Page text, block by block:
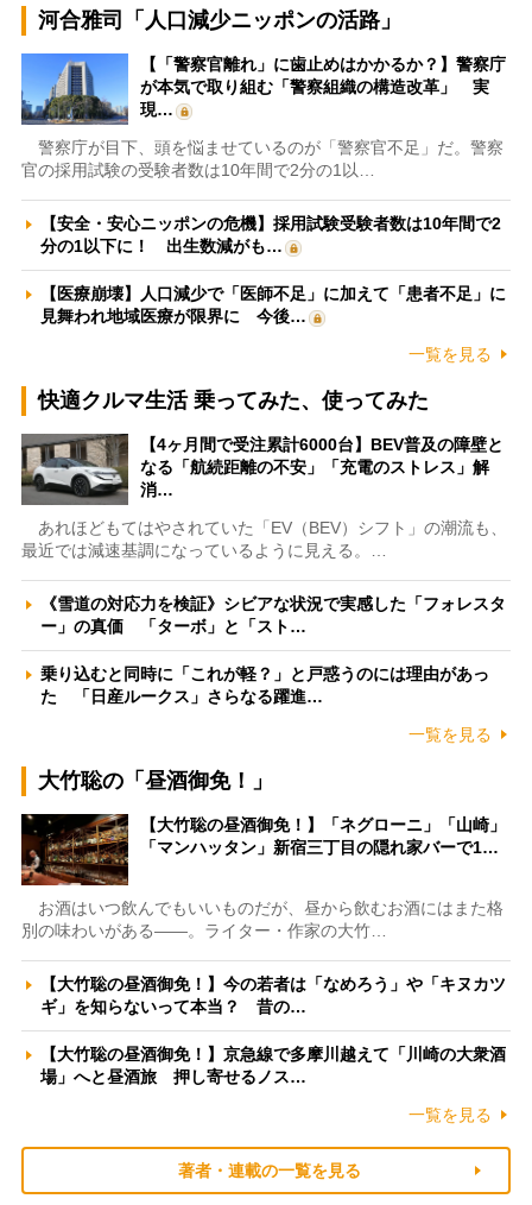
河合雅司「人口減少ニッポンの活路」
【「警察官離れ」に歯止めはかかるか？】警察庁
が本気で取り組む「警察組織の構造改革」 実
現…
警察庁が目下、頭を悩ませているのが「警察官不足」だ。警察
官の採用試験の受験者数は10年間で2分の1以…
【安全・安心ニッポンの危機】採用試験受験者数は10年間で2
分の1以下に！ 出生数減がも…
【医療崩壊】人口減少で「医師不足」に加えて「患者不足」に
見舞われ地域医療が限界に 今後…
一覧を見る
快適クルマ生活 乗ってみた、使ってみた
【4ヶ月間で受注累計6000台】BEV普及の障壁と
なる「航続距離の不安」「充電のストレス」解
消…
あれほどもてはやされていた「EV（BEV）シフト」の潮流も、
最近では減速基調になっているように見える。…
《雪道の対応力を検証》シビアな状況で実感した「フォレスタ
ー」の真価 「ターボ」と「スト…
乗り込むと同時に「これが軽？」と戸惑うのには理由があっ
た 「日産ルークス」さらなる躍進…
一覧を見る
大竹聡の「昼酒御免！」
【大竹聡の昼酒御免！】「ネグローニ」「山崎」
「マンハッタン」新宿三丁目の隠れ家バーで1…
お酒はいつ飲んでもいいものだが、昼から飲むお酒にはまた格
別の味わいがある――。ライター・作家の大竹…
【大竹聡の昼酒御免！】今の若者は「なめろう」や「キヌカツ
ギ」を知らないって本当？ 昔の…
【大竹聡の昼酒御免！】京急線で多摩川越えて「川崎の大衆酒
場」へと昼酒旅 押し寄せるノス…
一覧を見る
著者・連載の一覧を見る